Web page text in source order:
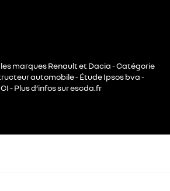
marques Renault et Dacia - Catégorie
automobile - Étude Ipsos bva -
- Plus d’infos sur escda.fr